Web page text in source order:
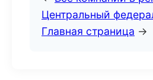
Центральный
Главная страница →